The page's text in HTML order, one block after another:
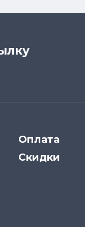
Оплата
Скидки